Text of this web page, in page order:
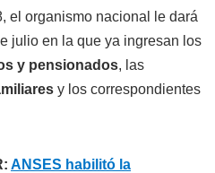
el organismo nacional le dará
julio en la que ya ingresan los
y pensionados, las
y los correspondientes
ANSES habilitó la